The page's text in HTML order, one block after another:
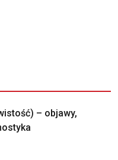
– objawy,